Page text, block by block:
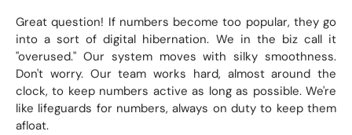
Great question! If numbers become too popular, they go
into a sort of digital hibernation. We in the biz call it
"overused." Our system moves with silky smoothness.
Don't worry. Our team works hard, almost around the
clock, to keep numbers active as long as possible. We're
like lifeguards for numbers, always on duty to keep them
afloat.